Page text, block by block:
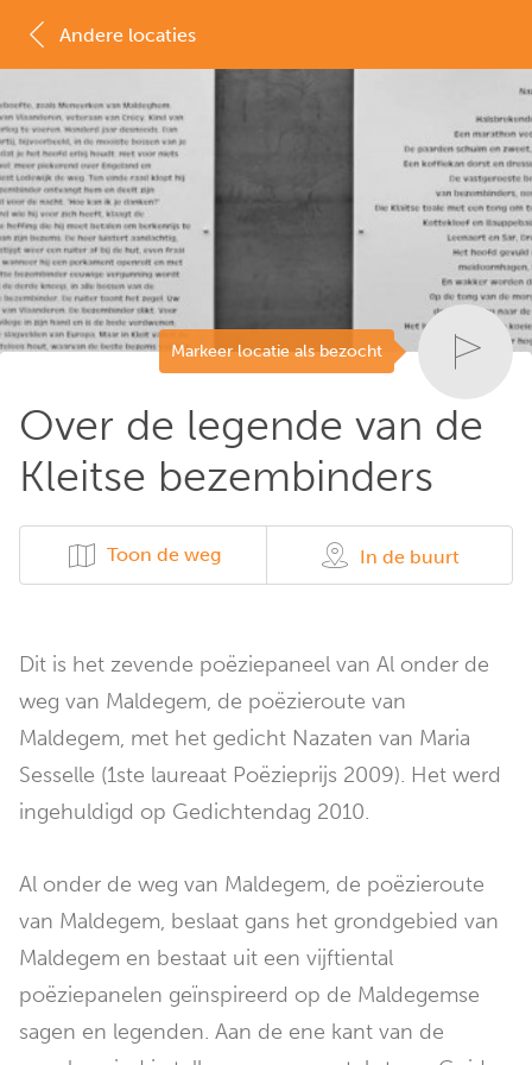
Markeer locatie als bezocht
Over de legende van de
Kleitse bezembinders
Toon de weg In de buurt
Dit is het zevende poëziepaneel van Al onder de
weg van Maldegem, de poëzieroute van
Maldegem, met het gedicht Nazaten van Maria
Sesselle (1ste laureaat Poëzieprijs 2009). Het werd
ingehuldigd op Gedichtendag 2010.
Al onder de weg van Maldegem, de poëzieroute
van Maldegem, beslaat gans het grondgebied van
Maldegem en bestaat uit een vijftiental
poëziepanelen geïnspireerd op de Maldegemse
sagen en legenden. Aan de ene kant van de
Andere locaties
MAP